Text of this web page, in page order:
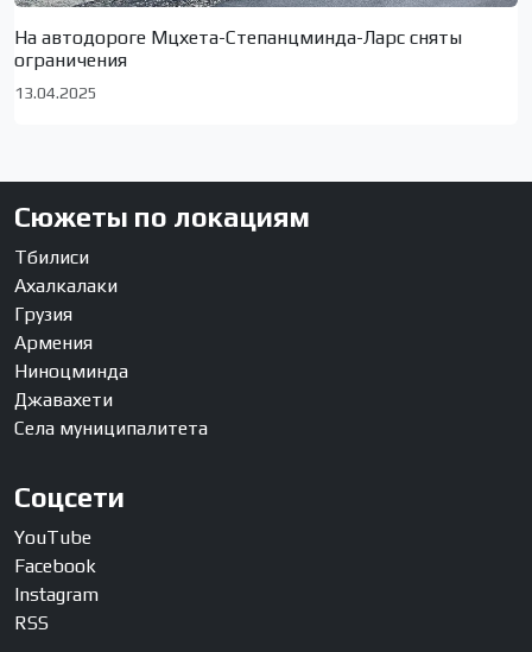
На автодороге Мцхета-Степанцминда-Ларс сняты
ограничения
13.04.2025
Сюжеты по локациям
Тбилиси
Ахалкалаки
Грузия
Армения
Ниноцминда
Джавахети
Села муниципалитета
Соцсети
YouTube
Facebook
Instagram
RSS